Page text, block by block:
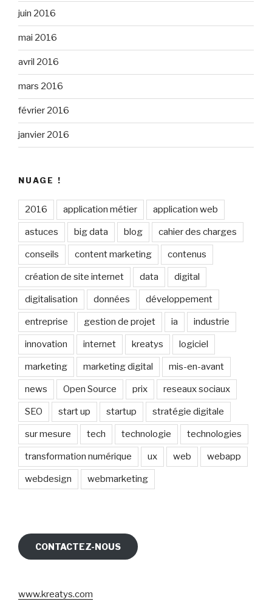
juin 2016
mai 2016
avril 2016
mars 2016
février 2016
janvier 2016
NUAGE !
2016 application métier application web
astuces big data blog cahier des charges
conseils content marketing contenus
création de site internet data digital
digitalisation données développement
entreprise gestion de projet ia industrie
innovation internet kreatys logiciel
marketing marketing digital mis-en-avant
news Open Source prix reseaux sociaux
SEO start up startup stratégie digitale
sur mesure tech technologie technologies
transformation numérique ux web webapp
webdesign webmarketing
CONTACTEZ-NOUS
www.kreatys.com